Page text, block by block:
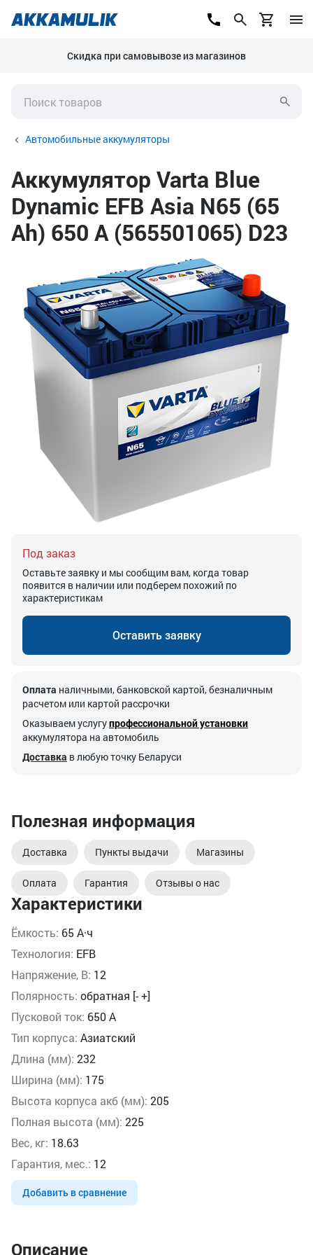
Скидка при самовывозе из магазинов
Автомобильные аккумуляторы
Аккумулятор Varta Blue
Dynamic EFB Asia N65 (65
Ah) 650 А (565501065) D23
Характеристики
Ёмкость: 65 А·ч
Технология: EFB
Напряжение, В: 12
Полярность: обратная [- +]
Пусковой ток: 650 А
Тип корпуса: Азиатский
Длина (мм): 232
Ширина (мм): 175
Высота корпуса акб (мм): 205
Полная высота (мм): 225
Вес, кг: 18.63
Гарантия, мес.: 12
Добавить в сравнение
Под заказ
Оставьте заявку и мы сообщим вам, когда товар
появится в наличии или подберем похожий по
характеристикам
Оставить заявку
Оплата наличными, банковской картой, безналичным
расчетом или картой рассрочки
Оказываем услугупрофессиональной установки
аккумулятора на автомобиль
Доставка в любую точку Беларуси
Полезная информация
Доставка Пункты выдачи Магазины
Оплата Гарантия Отзывы о нас
Описание